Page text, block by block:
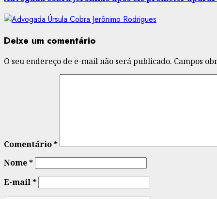
Deixe um comentário
O seu endereço de e-mail não será publicado. Campos
Comentário*
Nome*
E-mail*